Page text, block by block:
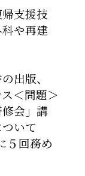
支援技
や再建
出版、
＜問題＞
会」講
いて
５回務め